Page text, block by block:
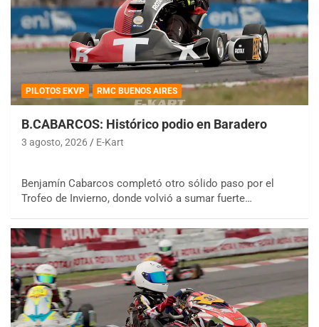
PILOTOS EKVP RMC BUENOS AIRES
B.CABARCOS: Histórico podio en Baradero
3 agosto, 2026 E-Kart
Benjamín Cabarcos completó otro sólido paso por el
Trofeo de Invierno, donde volvió a sumar fuerte…